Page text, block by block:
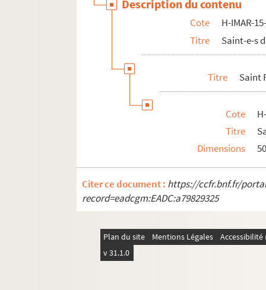
Description du contenu
Cote
H-IMAR-
Titre
Saint-e-s
Titre Saint
Cote
Titre
Dimensions
Citer ce document : https://ccfr.bnf.fr/
record=eadcgm:EADC:a79829325
Plan du site Mentions Légales
v 31.1.0